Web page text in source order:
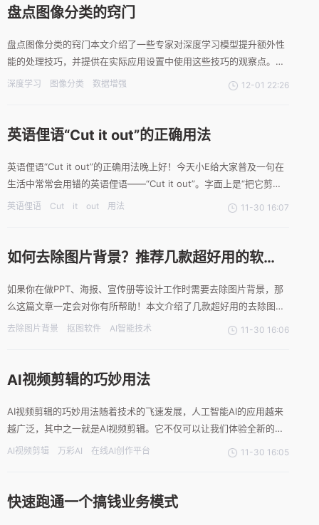
盘点图像分类的窍门
盘点图像分类的窍门本文介绍了一些专家对深度学习模型提升额外性
能的处理技巧，并提供在实际应用设置中使用这些技巧的观察点。大
批量尺寸在理论中，一个较大的mini-batch尺寸有助于网络收敛到较
深度学习 图像分类 数据增强 12-01 22:26
英语俚语“Cut it out”的正确用法
英语俚语“Cut it out”的正确用法晚上好！今天小E给大家普及一句在
生活中常常会用错的英语俚语——“Cut it out”。字面上是“把它剪断”
没错，但真这么认为就闹大笑话啦~快来看看这句话的真实用法吧！
英语俚语 Cut it out 用法 11-30 16:07
如何去除图片背景？推荐几款超好用的软
如果你在做PPT、海报、宣传册等设计工作时需要去除图片背景，那
么这篇文章一定会对你有所帮助！本文介绍了几款超好用的去除图片
背景的软件，包括一键抠图、改图鸭、CutoutAI和Fococlipping，这
去除图片背景 抠图软件 AI智能技术 11-30 16:06
AI视频剪辑的巧妙用法
AI视频剪辑的巧妙用法随着技术的飞速发展，人工智能AI的应用越来
越广泛，其中之一就是AI视频剪辑。它不仅可以让我们体验全新的创
作方式，还能够提升视频剪辑的效率和质量。下面介绍一个在线AI创
AI视频剪辑 万彩AI 在线AI创作平台 11-30 16:05
快速跑通一个搞钱业务模式